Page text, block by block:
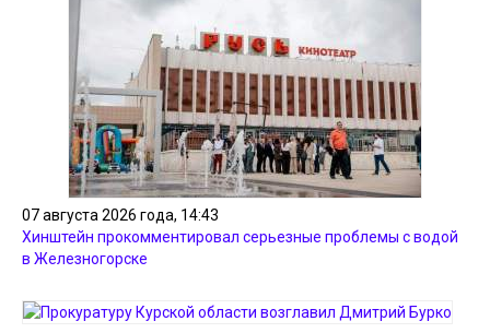
07 августа 2026 года, 14:43
Хинштейн прокомментировал серьезные проблемы с водой
в Железногорске